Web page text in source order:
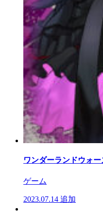
ワンダーランドウォ
ゲーム
2023.07.14 追加